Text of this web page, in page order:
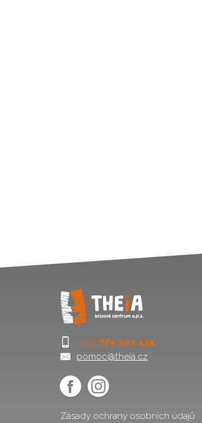
+420 775 202 421
pomoc@theia.cz
Zásady ochrany osobních údajů